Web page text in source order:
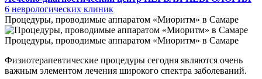
6 неврологических клиник
Процедуры, проводимые аппаратом «Миоритм» в Самаре
Процедуры, проводимые аппаратом «Миоритм» в Самаре
Физиотерапевтические процедуры сегодня являются очень
важным элементом лечения широкого спектра заболеваний.